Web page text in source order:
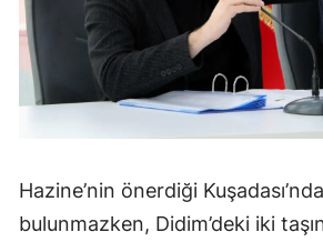
Hazine’nin önerdiği
bulunmazken, Didim’deki iki